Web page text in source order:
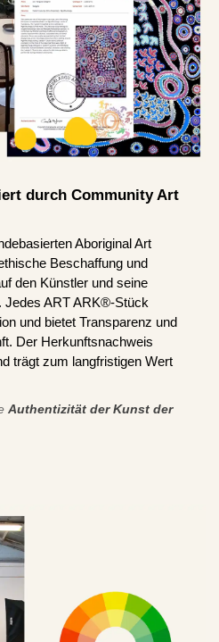
durch Community Art
Aboriginal Art
Beschaffung und
den Künstler und seine
Jedes ART ARK®-Stück
und bietet Transparenz und
Der Herkunftsnachweis
trägt zum langfristigen Wert
Authentizität der Kunst der